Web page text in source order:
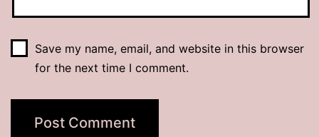
Save my name, email, and website in this browser
for the next time I comment.